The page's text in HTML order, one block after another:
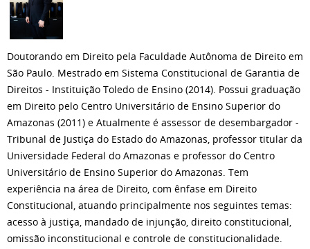
Doutorando em Direito pela Faculdade Autônoma de Direito em
São Paulo. Mestrado em Sistema Constitucional de Garantia de
Direitos - Instituição Toledo de Ensino (2014). Possui graduação
em Direito pelo Centro Universitário de Ensino Superior do
Amazonas (2011) e Atualmente é assessor de desembargador -
Tribunal de Justiça do Estado do Amazonas, professor titular da
Universidade Federal do Amazonas e professor do Centro
Universitário de Ensino Superior do Amazonas. Tem
experiência na área de Direito, com ênfase em Direito
Constitucional, atuando principalmente nos seguintes temas:
acesso à justiça, mandado de injunção, direito constitucional,
omissão inconstitucional e controle de constitucionalidade.